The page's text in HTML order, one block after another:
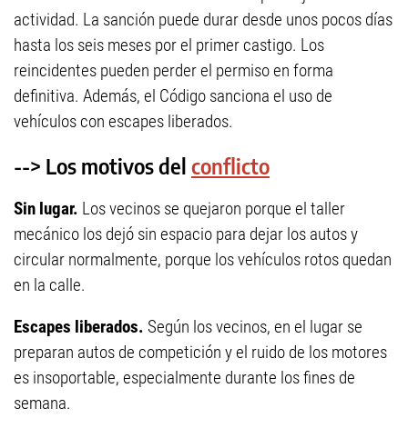
actividad. La sanción puede durar desde unos pocos días
hasta los seis meses por el primer castigo. Los
reincidentes pueden perder el permiso en forma
definitiva. Además, el Código sanciona el uso de
vehículos con escapes liberados.
--> Los motivos del conflicto
Sin lugar. Los vecinos se quejaron porque el taller
mecánico los dejó sin espacio para dejar los autos y
circular normalmente, porque los vehículos rotos quedan
en la calle.
Escapes liberados. Según los vecinos, en el lugar se
preparan autos de competición y el ruido de los motores
es insoportable, especialmente durante los fines de
semana.